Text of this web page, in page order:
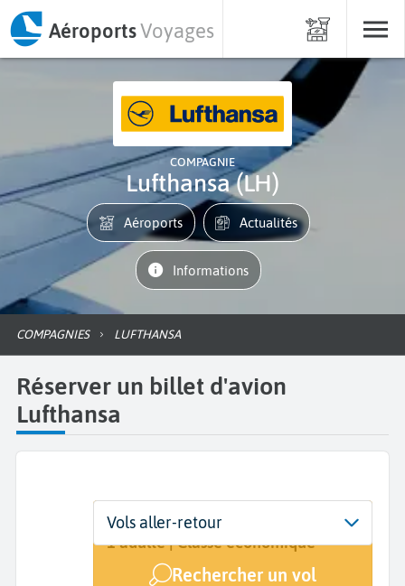
AéroportsVoyages
COMPAGNIE
Lufthansa (LH)
Aéroports Actualités
informations
COMPAGNIES LUFTHANSA
Réserver un billet d'avion
Lufthansa
Départ
De...
Dates
Dates de votre voyage
Voyageurs | Classe
1 adulte | Classe économique
Rechercher un vol
Vols aller-retour